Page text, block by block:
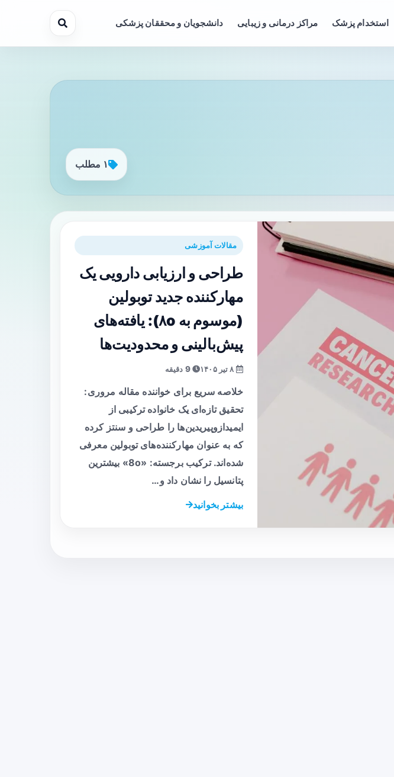
استخدام پزشک مراکز درمانی و زیبایی دانشجویان و محققان پزشکی
۱ مطلب
مقالات آموزشی
طراحی و ارزیابی دارویی یک
مهارکننده جدید توبولین
(موسوم به ۸o): یافته‌های
پیش‌بالینی و محدودیت‌ها
9 دقیقه
خلاصه سریع برای خواننده مقاله مروری:
تحقیق تازه‌ای یک خانواده ترکیبی از
ایمیدازوپیریدین‌ها را طراحی و سنتز کرده
که به عنوان مهارکننده‌های توبولین معرفی
شده‌اند. ترکیب برجسته: «8o» بیشترین
پتانسیل را نشان داد و…
بیشتر بخوانید